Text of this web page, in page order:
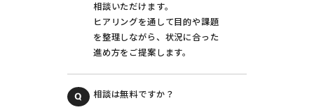
相談いただけます。
ヒアリングを通して目的や課題
を整理しながら、状況に合った
進め方をご提案します。
相談は無料ですか？